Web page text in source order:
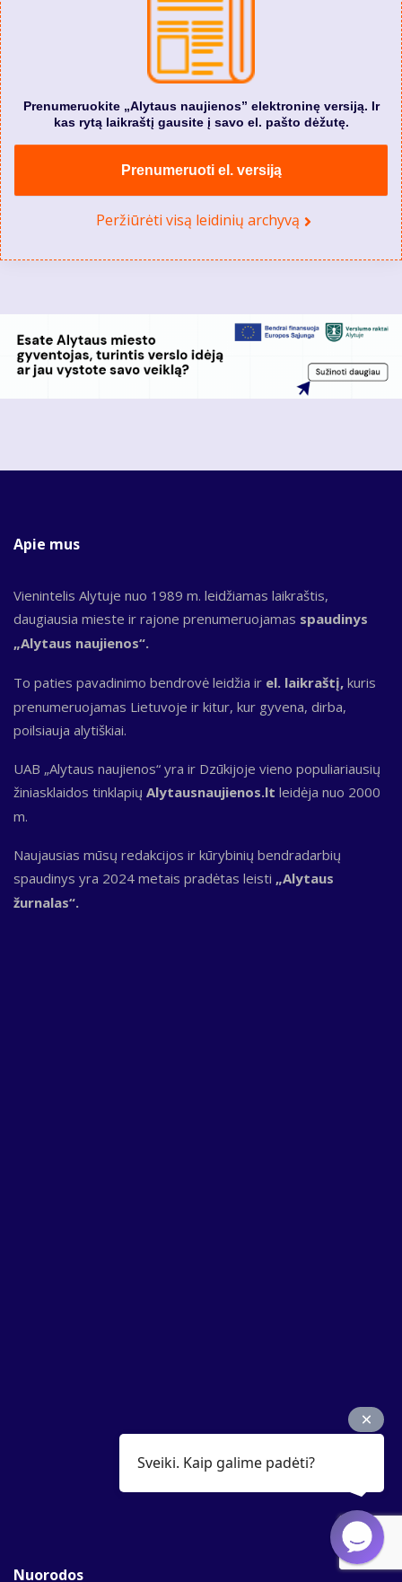
Prenumeruokite „Alytaus naujienos” elektroninę versiją. Ir
kas rytą laikraštį gausite į savo el. pašto dėžutę.
Prenumeruoti el. versiją
Peržiūrėti visą leidinių archyvą
Apie mus
Vienintelis Alytuje nuo 1989 m. leidžiamas laikraštis,
daugiausia mieste ir rajone prenumeruojamas spaudinys
„Alytaus naujienos“.
To paties pavadinimo bendrovė leidžia ir el. laikraštį, kuris
prenumeruojamas Lietuvoje ir kitur, kur gyvena, dirba,
poilsiauja alytiškiai.
UAB „Alytaus naujienos“ yra ir Dzūkijoje vieno populiariausių
žiniasklaidos tinklapių Alytausnaujienos.lt leidėja nuo 2000
m.
Naujausias mūsų redakcijos ir kūrybinių bendradarbių
spaudinys yra 2024 metais pradėtas leisti „Alytaus
žurnalas“.
Nuorodos
Sveiki. Kaip galime padėti?